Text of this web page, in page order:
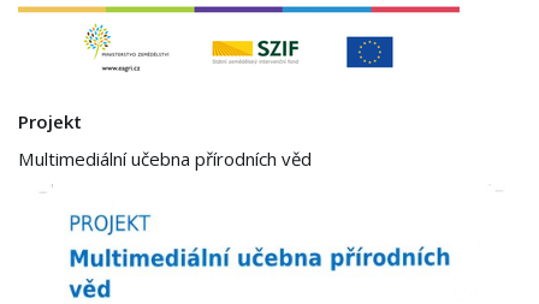
Projekt
Multimediální učebna přírodních věd